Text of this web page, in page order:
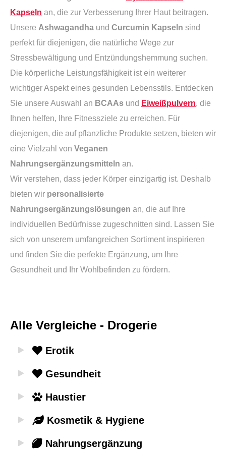
Kapseln an, die zur Verbesserung Ihrer Haut beitragen.
Unsere Ashwagandha und Curcumin Kapseln sind
perfekt für diejenigen, die natürliche Wege zur
Stressbewältigung und Entzündungshemmung suchen.
Die körperliche Leistungsfähigkeit ist ein weiterer
wichtiger Aspekt eines gesunden Lebensstils. Entdecken
Sie unsere Auswahl an BCAAs und Eiweißpulvern, die
Ihnen helfen, Ihre Fitnessziele zu erreichen. Für
diejenigen, die auf pflanzliche Produkte setzen, bieten wir
eine Vielzahl von Veganen
Nahrungsergänzungsmitteln an.
Wir verstehen, dass jeder Körper einzigartig ist. Deshalb
bieten wir personalisierte
Nahrungsergänzungslösungen an, die auf Ihre
individuellen Bedürfnisse zugeschnitten sind. Lassen Sie
sich von unserem umfangreichen Sortiment inspirieren
und finden Sie die perfekte Ergänzung, um Ihre
Gesundheit und Ihr Wohlbefinden zu fördern.
Alle Vergleiche - Drogerie
Erotik
Gesundheit
Haustier
Kosmetik & Hygiene
Nahrungsergänzung